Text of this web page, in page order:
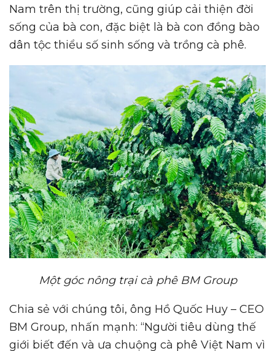
Nam trên thị trường, cũng giúp cải thiện đời
sống của bà con, đặc biệt là bà con đồng bào
dân tộc thiểu số sinh sống và trồng cà phê.
Một góc nông trại cà phê BM Group
Chia sẻ với chúng tôi, ông Hồ Quốc Huy – CEO
BM Group, nhấn mạnh: “Người tiêu dùng thế
giới biết đến và ưa chuộng cà phê Việt Nam vì